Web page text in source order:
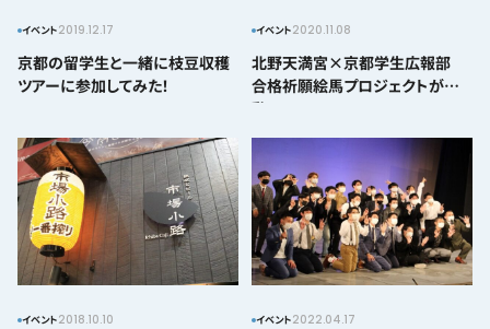
イベント2019.12.17
京都の留学生と一緒に枝豆収穫
ツアーに参加してみた！
イベント2020.11.08
北野天満宮×京都学生広報部
合格祈願絵馬プロジェクトが始
動！
イベント2018.10.10 イベント2022.04.17